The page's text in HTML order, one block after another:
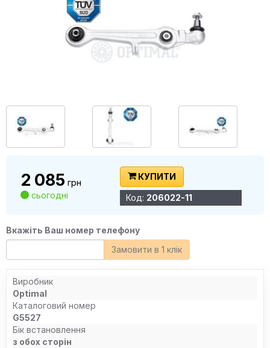
2 085 грн
сьогодні
КУПИТИ
Код: 206022-11
Вкажіть Ваш номер телефону
Замовити в 1 клік
Виробник
Optimal
Каталоговий номер
G5527
Бік встановлення
з обох сторін